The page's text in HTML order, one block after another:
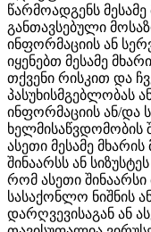
წარმოადგენს
განთავსებული
ინფორმაციის ან
იყენებთ მესამე
თქვენი რისკით და
პასუხისმგებლობას
ინფორმაციის ან/და
ხელმისაწვდომობის
ასეთი მესამე
შინაარსს ან
რომ ასეთი
სასაქონლო ნიშნის
დარღვევისაგან ან